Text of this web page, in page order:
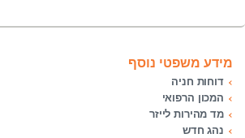
מידע משפטי נוסף
דוחות חניה
המכון הרפואי
מד מהירות לייזר
נהג חדש